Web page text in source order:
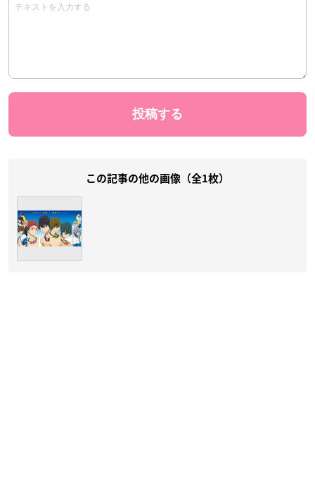
この記事の他の画像（全1枚）